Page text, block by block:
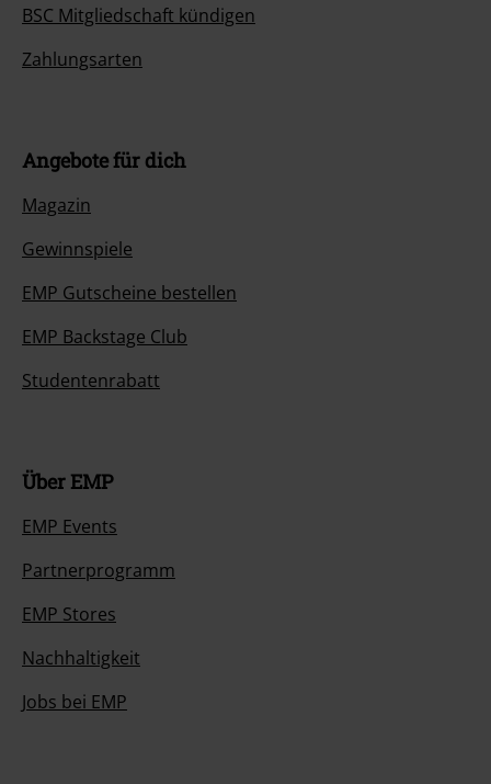
BSC Mitgliedschaft kündigen
Zahlungsarten
Angebote für dich
Magazin
Gewinnspiele
EMP Gutscheine bestellen
EMP Backstage Club
Studentenrabatt
Über EMP
EMP Events
Partnerprogramm
EMP Stores
Nachhaltigkeit
Jobs bei EMP